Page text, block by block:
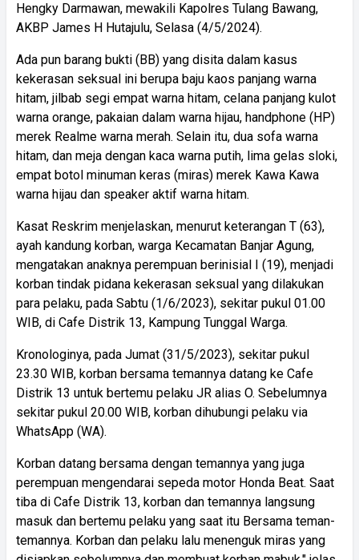
Hengky Darmawan, mewakili Kapolres Tulang Bawang,
AKBP James H Hutajulu, Selasa (4/5/2024).
Ada pun barang bukti (BB) yang disita dalam kasus
kekerasan seksual ini berupa baju kaos panjang warna
hitam, jilbab segi empat warna hitam, celana panjang kulot
warna orange, pakaian dalam warna hijau, handphone (HP)
merek Realme warna merah. Selain itu, dua sofa warna
hitam, dan meja dengan kaca warna putih, lima gelas sloki,
empat botol minuman keras (miras) merek Kawa Kawa
warna hijau dan speaker aktif warna hitam.
Kasat Reskrim menjelaskan, menurut keterangan T (63),
ayah kandung korban, warga Kecamatan Banjar Agung,
mengatakan anaknya perempuan berinisial I (19), menjadi
korban tindak pidana kekerasan seksual yang dilakukan
para pelaku, pada Sabtu (1/6/2023), sekitar pukul 01.00
WIB, di Cafe Distrik 13, Kampung Tunggal Warga.
Kronologinya, pada Jumat (31/5/2023), sekitar pukul
23.30 WIB, korban bersama temannya datang ke Cafe
Distrik 13 untuk bertemu pelaku JR alias O. Sebelumnya
sekitar pukul 20.00 WIB, korban dihubungi pelaku via
WhatsApp (WA).
Korban datang bersama dengan temannya yang juga
perempuan mengendarai sepeda motor Honda Beat. Saat
tiba di Cafe Distrik 13, korban dan temannya langsung
masuk dan bertemu pelaku yang saat itu Bersama teman-
temannya. Korban dan pelaku lalu menenguk miras yang